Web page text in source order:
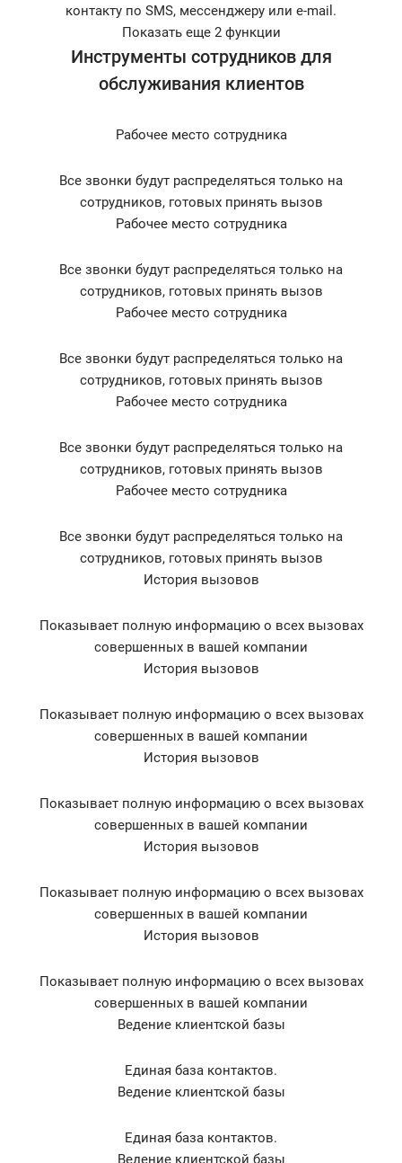
контакту по SMS, мессенджеру или e-mail.
Показать еще 2 функции
Инструменты сотрудников для
обслуживания клиентов
Рабочее место сотрудника
Все звонки будут распределяться только на
сотрудников, готовых принять вызов
Рабочее место сотрудника
Все звонки будут распределяться только на
сотрудников, готовых принять вызов
Рабочее место сотрудника
Все звонки будут распределяться только на
сотрудников, готовых принять вызов
Рабочее место сотрудника
Все звонки будут распределяться только на
сотрудников, готовых принять вызов
Рабочее место сотрудника
Все звонки будут распределяться только на
сотрудников, готовых принять вызов
История вызовов
Показывает полную информацию о всех вызовах
совершенных в вашей компании
История вызовов
Показывает полную информацию о всех вызовах
совершенных в вашей компании
История вызовов
Показывает полную информацию о всех вызовах
совершенных в вашей компании
История вызовов
Показывает полную информацию о всех вызовах
совершенных в вашей компании
История вызовов
Показывает полную информацию о всех вызовах
совершенных в вашей компании
Ведение клиентской базы
Единая база контактов.
Ведение клиентской базы
Единая база контактов.
Ведение клиентской базы